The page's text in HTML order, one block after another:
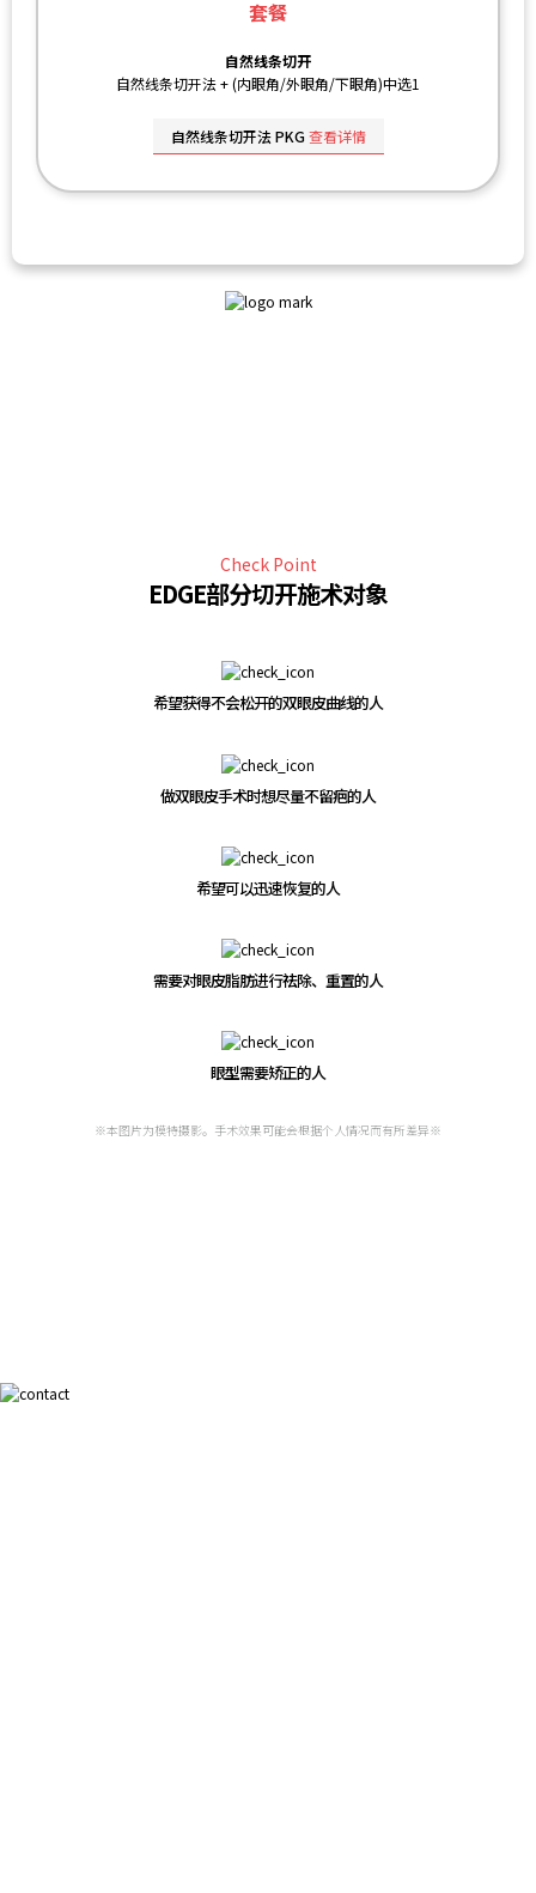
套餐
自然线条切开
自然线条切开法 +(内眼角/外眼角/下眼角)中选1
自然线条切开法 PKG查看详情
Check Point
EDGE部分切开施术对象
希望获得不会松开的双眼皮曲线的人
做双眼皮手术时想尽量不留疤的人
希望可以迅速恢复的人
需要对眼皮脂肪进行祛除、重置的人
眼型需要矫正的人
※本图片为模特摄影。手术效果可能会根据个人情况而有所差异※